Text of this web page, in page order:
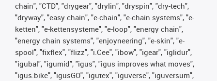
chain", "CTD", "drygear", "drylin", "dryspin", "dry-tech",
"dryway", "easy chain", "e-chain", "e-chain systems", "e-
ketten", "e-kettensysteme", "e-loop", "energy chain",
"energy chain systems", "enjoyneering", "e-skin", "e-
spool", "fixflex", "flizz", "i.Cee", "ibow", "igear", "iglidur",
"igubal", "igumid", "igus", "igus improves what moves",
"igus:bike", "igusGO", "igutex", "iguverse", "iguversum",